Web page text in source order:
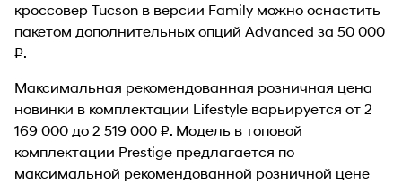
кроссовер Tucson в версии Family можно оснастить
пакетом дополнительных опций Advanced за 50 000
₽.
Максимальная рекомендованная розничная цена
новинки в комплектации Lifestyle варьируется от 2
169 000 до 2 519 000 ₽. Модель в топовой
комплектации Prestige предлагается по
максимальной рекомендованной розничной цене